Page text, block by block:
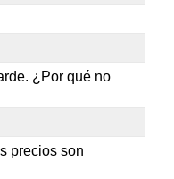
¿Por qué no
precios son